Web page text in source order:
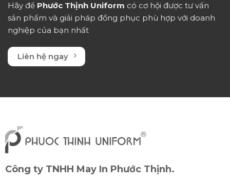
Hãy để Phước Thịnh Uniform có cơ hội được tư vấn
sản phẩm và giải pháp đồng phục phù hợp với doanh
nghiệp của bạn nhất
Liên hệ ngay
Công ty TNHH May In Phước Thịnh.